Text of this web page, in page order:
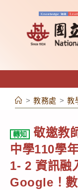
容
> 教務處 > 教
轉知
敬邀教
中學110學
1- 2 資訊融
Google！